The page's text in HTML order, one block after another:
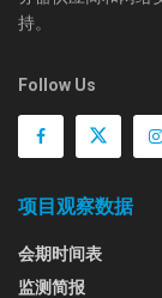
持。
Follow Us
项目观察数据
会期时间表
监测简报